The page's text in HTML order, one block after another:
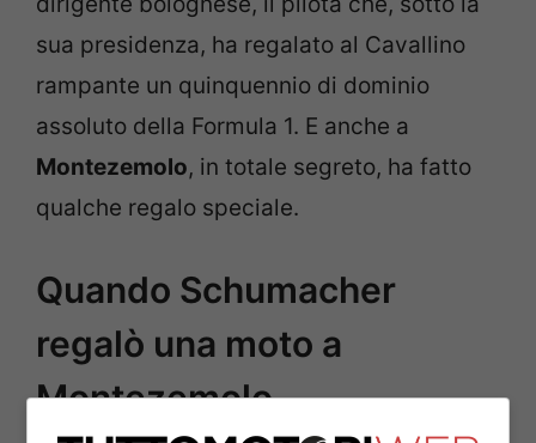
sua presidenza, ha regalato al Cavallino
rampante un quinquennio di dominio
assoluto della Formula 1. E anche a
Montezemolo, in totale segreto, ha fatto
qualche regalo speciale.
Quando Schumacher
regalò una moto a
Montezemolo